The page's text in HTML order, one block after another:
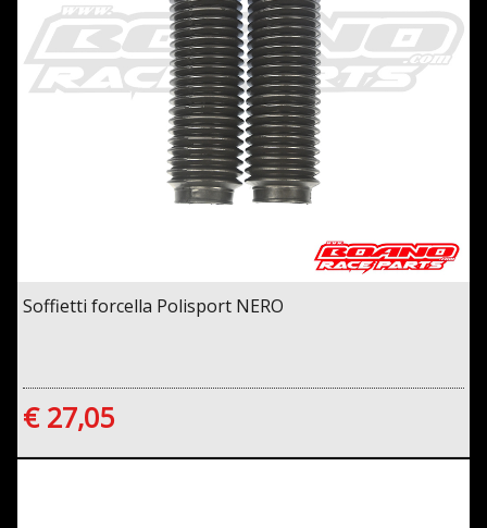
Soffietti forcella Polisport NERO
€ 27,05